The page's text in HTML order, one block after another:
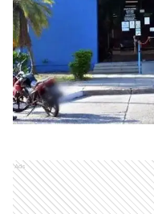
Ads